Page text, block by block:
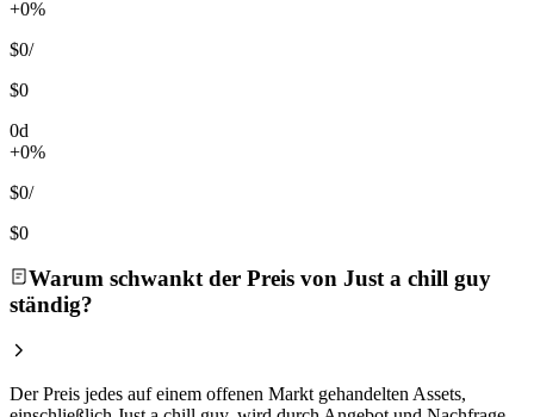
+0%
$0/
$0
0d
+0%
$0/
$0
Warum schwankt der Preis von Just a chill guy
ständig?
Der Preis jedes auf einem offenen Markt gehandelten Assets,